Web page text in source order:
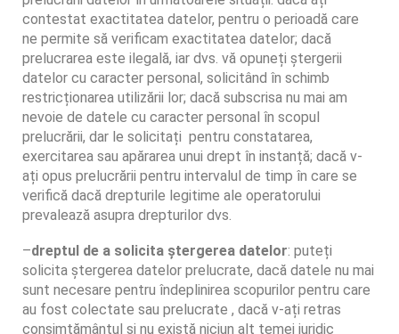
contestat exactitatea datelor, pentru o perioadă care
ne permite să verificam exactitatea datelor; dacă
prelucrarea este ilegală, iar dvs. vă opuneți ștergerii
datelor cu caracter personal, solicitând în schimb
restricționarea utilizării lor; dacă subscrisa nu mai am
nevoie de datele cu caracter personal în scopul
prelucrării, dar le solicitați pentru constatarea,
exercitarea sau apărarea unui drept în instanță; dacă v-
ați opus prelucrării pentru intervalul de timp în care se
verifică dacă drepturile legitime ale operatorului
prevalează asupra drepturilor dvs.
–dreptul de a solicita ștergerea datelor: puteți
solicita ștergerea datelor prelucrate, dacă datele nu mai
sunt necesare pentru îndeplinirea scopurilor pentru care
au fost colectate sau prelucrate , dacă v-ați retras
consimțământul și nu există niciun alt temei juridic